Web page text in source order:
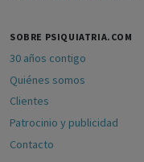
SOBRE PSIQUIATRIA.COM
30 años contigo
Quiénes somos
Clientes
Patrocinio y publicidad
Contacto